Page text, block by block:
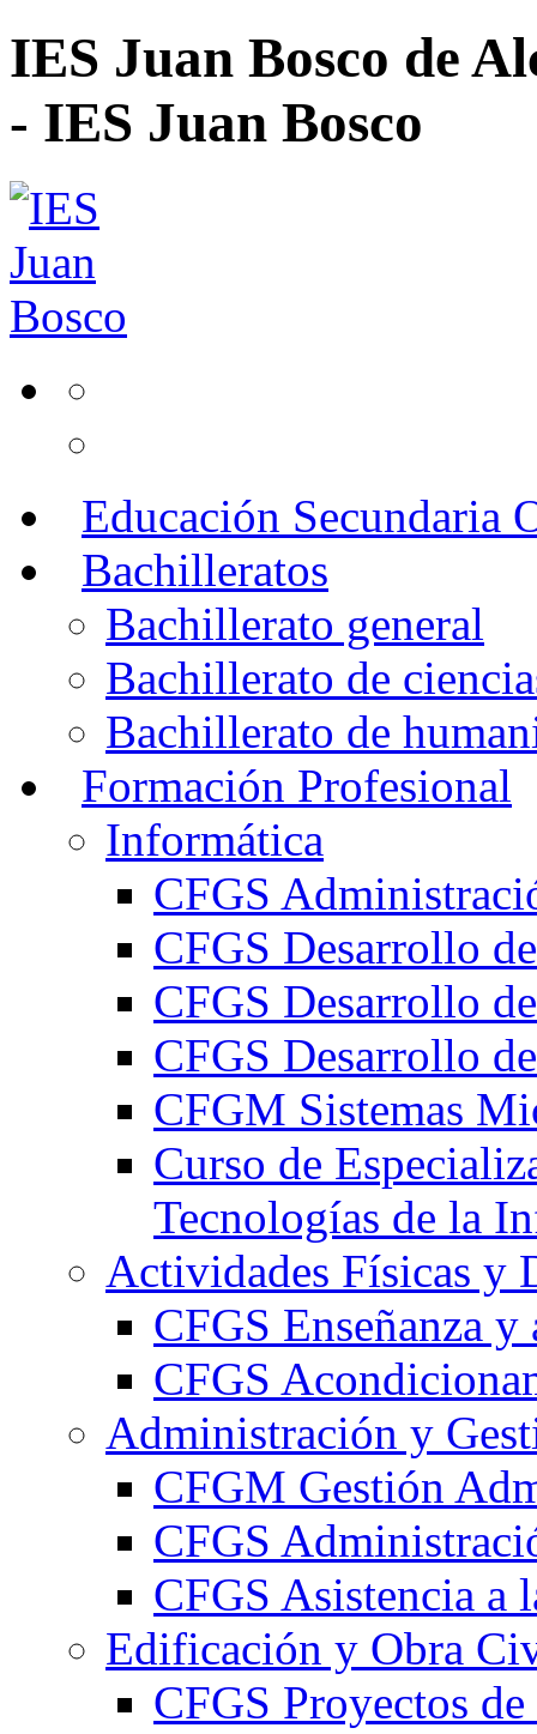
IES Juan Bosco de
- IES Juan Bosco
Educación Secundaria
Bachilleratos
Bachillerato general
Bachillerato de
Bachillerato de
Formación Profesional
Informática
CFGS
CFGS Desarrollo
CFGS Desarrollo
CFGS Desarrollo
CFGM Sistemas
Curso de
Tecnologías de la
Actividades Físicas y
CFGS Enseñanza
CFGS
Administración y
CFGM Gestión
CFGS
CFGS Asistencia a
Edificación y Obra
CFGS Proyectos